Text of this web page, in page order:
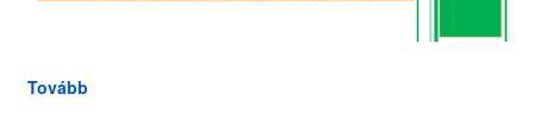
Tovább